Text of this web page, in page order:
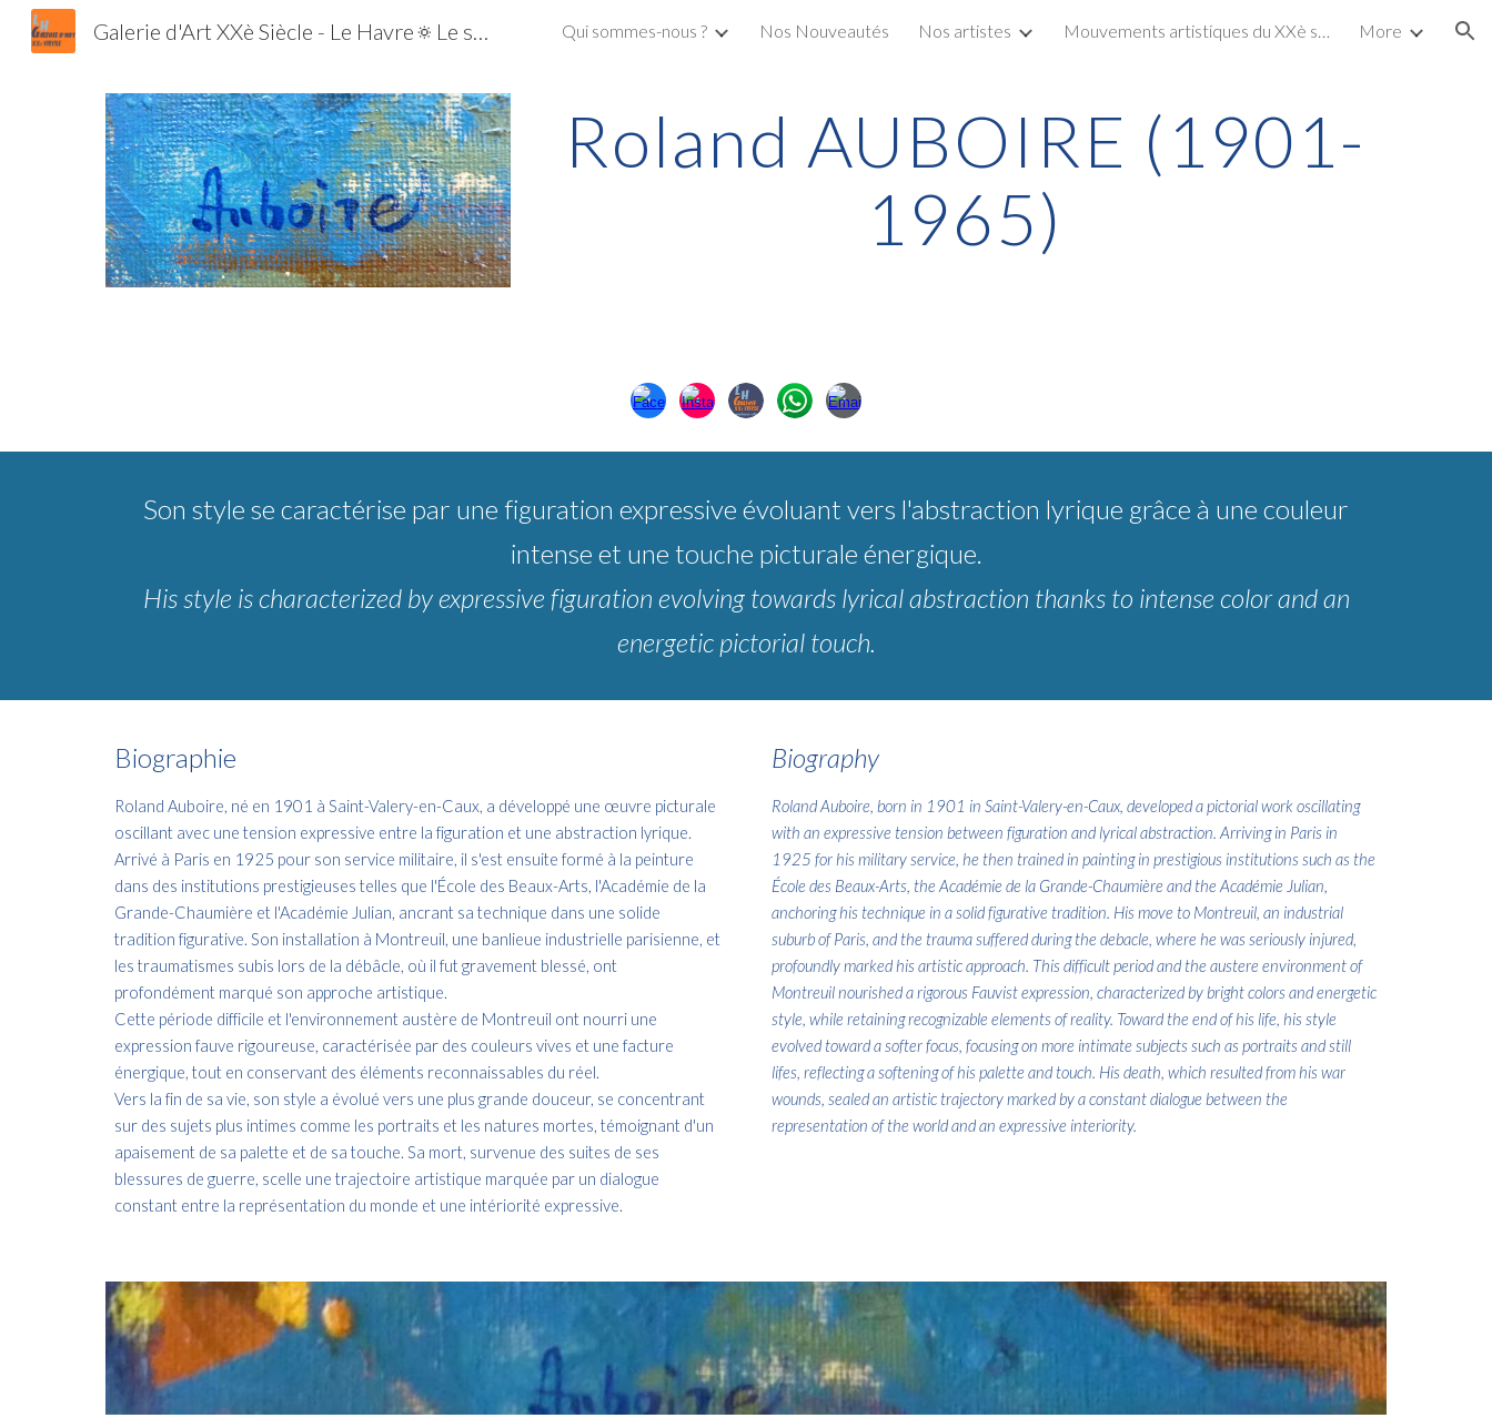
Skip to main content Skip to navigation
Galerie d'Art XXè Siècle - Le Havre🔅Le spécialiste de l'Ecole de Paris et de la Jeune Peinture | Tableaux | Estampes | Lithographies | Gravures Qui sommes-nous ? Nos Nouveautés Nos artistes Mouvements artistiques du XXè siècle More
Roland AUBOIRE (1901-
1965)
Son style se caractérise par une figuration expressive évoluant vers l'abstraction lyrique grâce à une couleur
intense et une touche picturale énergique.
His style is characterized by expressive figuration evolving towards lyrical abstraction thanks to intense color and an
energetic pictorial touch.
Biographie
Roland Auboire, né en 1901 à Saint-Valery-en-Caux, a développé une œuvre picturale
oscillant avec une tension expressive entre la figuration et une abstraction lyrique.
Arrivé à Paris en 1925 pour son service militaire, il s'est ensuite formé à la peinture
dans des institutions prestigieuses telles que l'École des Beaux-Arts, l'Académie de la
Grande-Chaumière et l'Académie Julian, ancrant sa technique dans une solide
tradition figurative. Son installation à Montreuil, une banlieue industrielle parisienne, et
les traumatismes subis lors de la débâcle, où il fut gravement blessé, ont
profondément marqué son approche artistique.
Cette période difficile et l'environnement austère de Montreuil ont nourri une
expression fauve rigoureuse, caractérisée par des couleurs vives et une facture
énergique, tout en conservant des éléments reconnaissables du réel.
Vers la fin de sa vie, son style a évolué vers une plus grande douceur, se concentrant
sur des sujets plus intimes comme les portraits et les natures mortes, témoignant d'un
apaisement de sa palette et de sa touche. Sa mort, survenue des suites de ses
blessures de guerre, scelle une trajectoire artistique marquée par un dialogue
constant entre la représentation du monde et une intériorité expressive.
Biography
Roland Auboire, born in 1901 in Saint-Valery-en-Caux, developed a pictorial work oscillating
with an expressive tension between figuration and lyrical abstraction. Arriving in Paris in
1925 for his military service, he then trained in painting in prestigious institutions such as the
École des Beaux-Arts, the Académie de la Grande-Chaumière and the Académie Julian,
anchoring his technique in a solid figurative tradition. His move to Montreuil, an industrial
suburb of Paris, and the trauma suffered during the debacle, where he was seriously injured,
profoundly marked his artistic approach. This difficult period and the austere environment of
Montreuil nourished a rigorous Fauvist expression, characterized by bright colors and energetic
style, while retaining recognizable elements of reality. Toward the end of his life, his style
evolved toward a softer focus, focusing on more intimate subjects such as portraits and still
lifes, reflecting a softening of his palette and touch. His death, which resulted from his war
wounds, sealed an artistic trajectory marked by a constant dialogue between the
representation of the world and an expressive interiority.